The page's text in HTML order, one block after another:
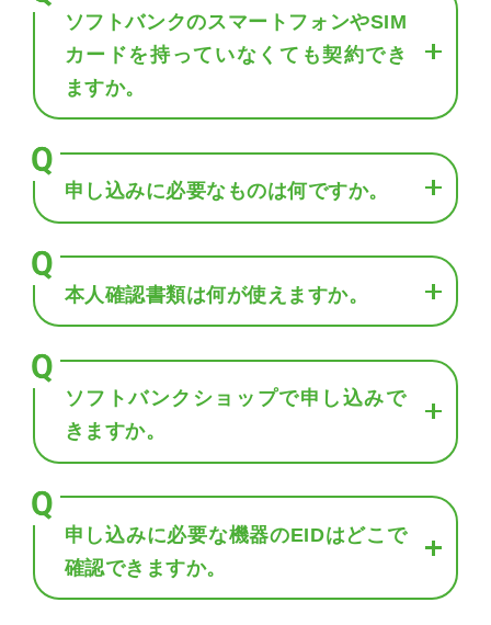
ソフトバンクのスマートフォンやSIM
カードを持っていなくても契約でき
ますか。
申し込みに必要なものは何ですか。
本人確認書類は何が使えますか。
ソフトバンクショップで申し込みで
きますか。
申し込みに必要な機器のEIDはどこで
確認できますか。